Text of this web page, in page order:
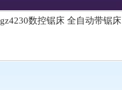
gz4230数控锯床 全自动带锯床